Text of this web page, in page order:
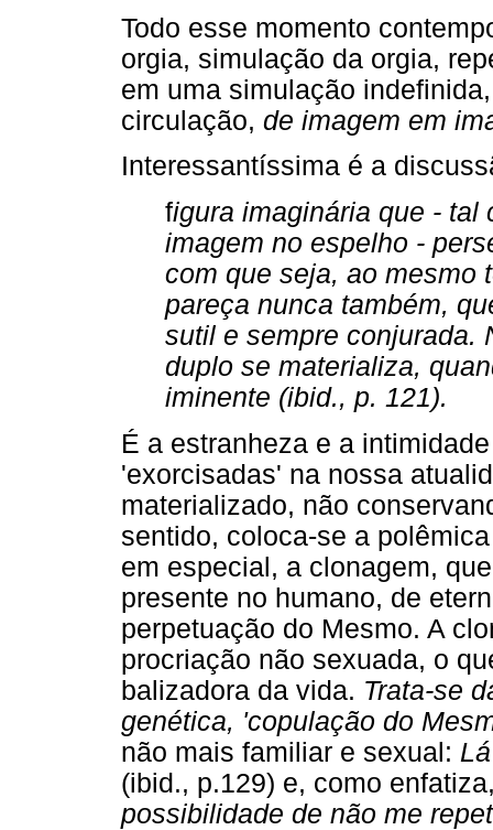
Todo esse momento
orgia, simulação da orgia,
em uma simulação
circulação, de imagem em
Interessantíssima é a
figura imaginária que - tal
imagem no espelho -
com que seja, ao mesmo
pareça nunca também,
sutil e sempre conjurada.
duplo se materializa,
iminente (ibid., p. 121).
É a estranheza e a
'exorcisadas' na nossa
materializado, não
sentido, coloca-se a
em especial, a clonagem,
presente no humano, de
perpetuação do Mesmo. A
procriação não sexuada, o
balizadora da vida. Trata-se
genética, 'copulação do
não mais familiar e sexual:
(ibid., p.129) e, como
possibilidade de não me